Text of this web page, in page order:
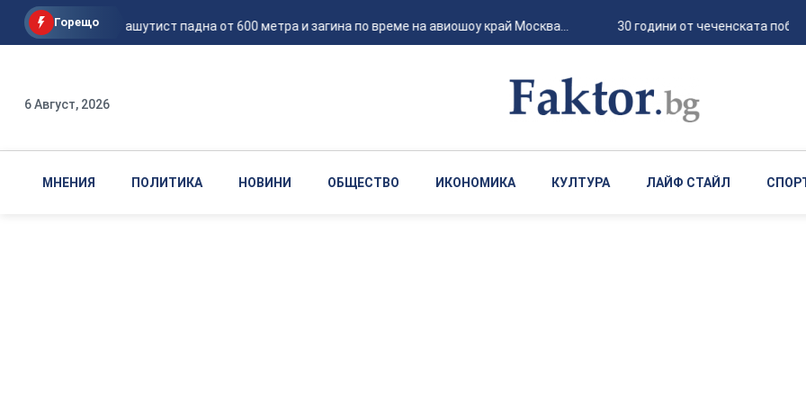
Горещо
Руски парашутист падна от 600 метра и загина по време на авиошоу край Москва... 30 години от чеченската
6 Август, 2026
МНЕНИЯ ПОЛИТИКА НОВИНИ ОБЩЕСТВО ИКОНОМИКА КУЛТУРА ЛАЙФ СТАЙЛ